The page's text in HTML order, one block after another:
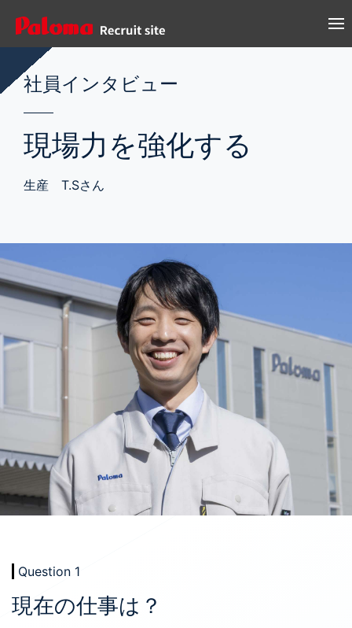
社員インタビュー
現場力を強化する
生産 T.Sさん
Question 1
現在の仕事は？